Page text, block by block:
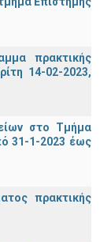
πρακτικής
14-02-2023,
στο Τμήμα
31-1-2023 έως
πρακτικής